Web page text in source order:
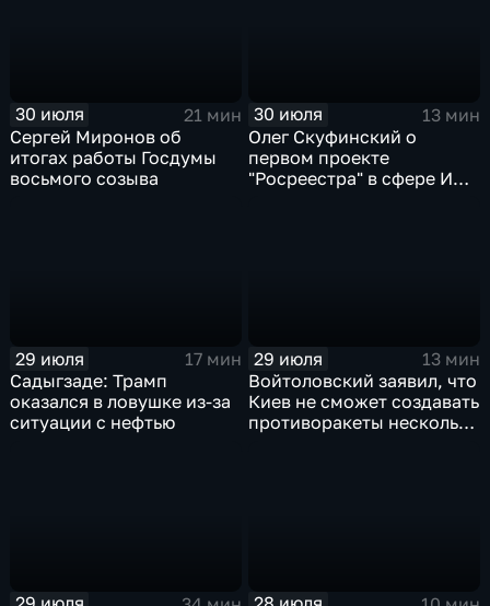
30 июля
21 мин
Сергей Миронов об
итогах работы Госдумы
восьмого созыва
30 июля
13 мин
Олег Скуфинский о
первом проекте
"Росреестра" в сфере ИИ
29 июля
17 мин
Садыгзаде: Трамп
оказался в ловушке из-за
ситуации с нефтью
29 июля
13 мин
Войтоловский заявил, что
Киев не сможет создавать
противоракеты несколько